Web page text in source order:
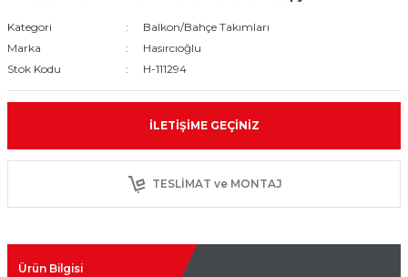
Kategori
Balkon/Bahçe Takımları
Marka
Hasırcıoğlu
Stok Kodu
H-111294
İLETIŞIME GEÇINIZ
TESLİMAT ve MONTAJ
Ürün Bilgisi